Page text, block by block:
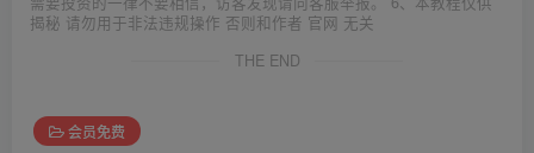
揭秘 请勿用于非法违规操作 否则和作者 官网 无关
THE END
会员免费